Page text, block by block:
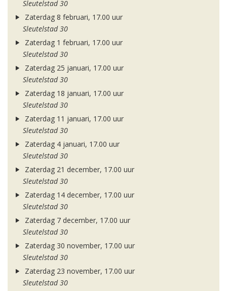
Sleutelstad 30
Zaterdag 8 februari, 17.00 uur
Sleutelstad 30
Zaterdag 1 februari, 17.00 uur
Sleutelstad 30
Zaterdag 25 januari, 17.00 uur
Sleutelstad 30
Zaterdag 18 januari, 17.00 uur
Sleutelstad 30
Zaterdag 11 januari, 17.00 uur
Sleutelstad 30
Zaterdag 4 januari, 17.00 uur
Sleutelstad 30
Zaterdag 21 december, 17.00 uur
Sleutelstad 30
Zaterdag 14 december, 17.00 uur
Sleutelstad 30
Zaterdag 7 december, 17.00 uur
Sleutelstad 30
Zaterdag 30 november, 17.00 uur
Sleutelstad 30
Zaterdag 23 november, 17.00 uur
Sleutelstad 30